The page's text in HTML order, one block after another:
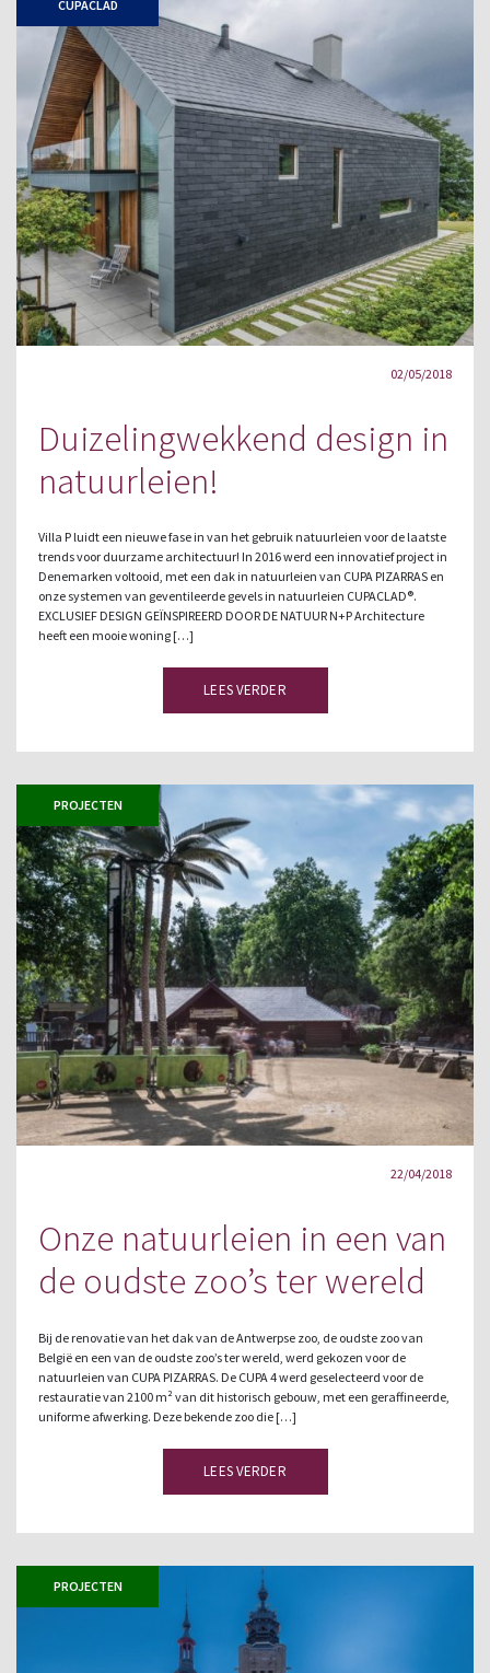
CUPACLAD
02/05/2018
Duizelingwekkend design in
natuurleien!
Villa P luidt een nieuwe fase in van het gebruik natuurleien voor de laatste
trends voor duurzame architectuur! In 2016 werd een innovatief project in
Denemarken voltooid, met een dak in natuurleien van CUPA PIZARRAS en
onze systemen van geventileerde gevels in natuurleien CUPACLAD®.
EXCLUSIEF DESIGN GEÏNSPIREERD DOOR DE NATUUR N+P Architecture
heeft een mooie woning […]
LEES VERDER
PROJECTEN
22/04/2018
Onze natuurleien in een van
de oudste zoo’s ter wereld
Bij de renovatie van het dak van de Antwerpse zoo, de oudste zoo van
België en een van de oudste zoo’s ter wereld, werd gekozen voor de
natuurleien van CUPA PIZARRAS. De CUPA 4 werd geselecteerd voor de
restauratie van 2100 m² van dit historisch gebouw, met een geraffineerde,
uniforme afwerking. Deze bekende zoo die […]
LEES VERDER
PROJECTEN